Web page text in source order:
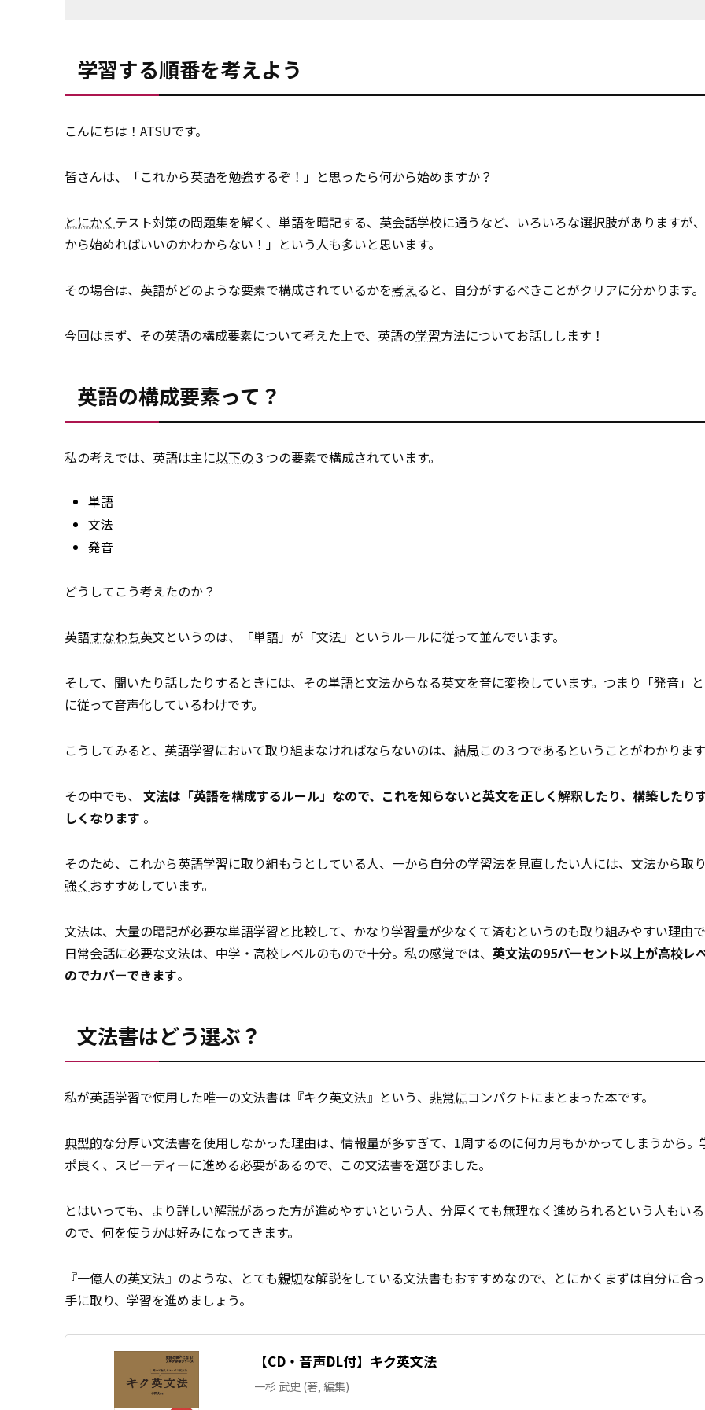
学習する順番を考えよう
こんにちは！ATSUです。
皆さんは、「これから英語を勉強するぞ！」と思ったら何から始めますか？
とにかく テスト対策の問題集を解く、単語を暗記する、英会話学校に通うなど、いろいろな選択肢がありますが
から始めればいいのかわからない！」という人も多いと思います。
その場合は、英語がどのような要素で構成されているかを考えると、自分がするべきことがクリアに分かります。
今回はまず、その英語の構成要素について考えた上で、英語の学習方法についてお話しします！
英語の構成要素って？
私の考えでは、英語は主に以下の３つの要素で構成されています。
単語
文法
発音
どうしてこう考えたのか？
英語すなわち英文というのは、「単語」が「文法」というルールに従って並んでいます。
そして、聞いたり話したりするときには、その単語と文法からなる英文を音に変換しています。つまり「発音」
に従って音声化しているわけです。
こうしてみると、英語学習において取り組まなければならないのは、 結局この３つであるということがわかります
その中でも、 文法は「英語を構成するルール」なので、これを知らないと英文を正しく解釈したり、構築したり
しくなります 。
そのため、これから英語学習に取り組もうとしている人、一から自分の学習法を見直したい人には、文法から取
強く おすすめしています。
文法は、大量の暗記が必要な単語学習と比較して、かなり学習量が少なくて済むというのも取り組みやすい理由で
日常会話に必要な文法は、中学・高校レベルのもので十分。私の感覚では、 英文法の95パーセント以上が高校レ
のでカバーできます。
文法書はどう選ぶ？
私が英語学習で使用した唯一の文法書は『キク英文法』という、 非常にコンパクトにまとまった本です。
典型的な分厚い文法書を使用しなかった理由は、情報量が多すぎて、1周するのに何カ月もかかってしまうから。
ポ良く、スピーディーに進める必要があるので、この文法書を選びました。
とはいっても、より詳しい解説があった方が進めやすいという人、分厚くても無理なく進められるという人もい
ので、何を使うかは好みになってきます。
『一億人の英文法』のような、とても親切な解説をしている文法書もおすすめなので、とにかくまずは自分に合
手に取り、学習を進めましょう。
【CD・音声DL付】キク英文法
一杉 武史 (著, 編集)